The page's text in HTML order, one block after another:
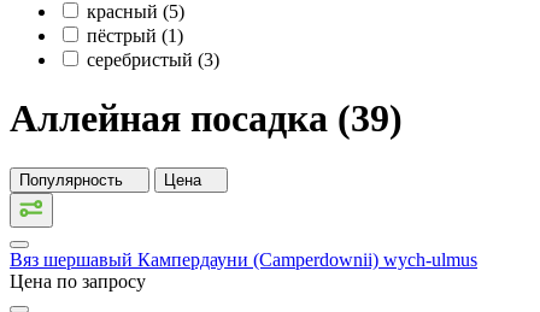
красный (5)
пёстрый (1)
серебристый (3)
Аллейная посадка (39)
Популярность Цена
Вяз шершавый Кампердауни (Camperdownii) wych-ulmus
Цена по запросу